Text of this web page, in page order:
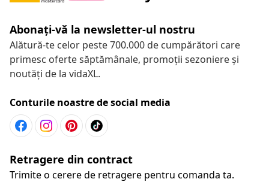
Abonați-vă la newsletter-ul nostru
Alătură-te celor peste 700.000 de cumpărători care
primesc oferte săptămânale, promoții sezoniere și
noutăți de la vidaXL.
Conturile noastre de social media
Retragere din contract
Trimite o cerere de retragere pentru comanda ta.